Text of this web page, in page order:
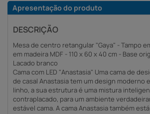
Apresentação do produto
DESCRIÇÃO
Mesa de centro retangular "Gaya" - Tampo
em madeira MDF - 110 x 60 x 40 cm - Base
Lacado branco
Cama com LED "Anastasia" Uma cama de
de casal Anastasia tem um design moderno
linho, a sua estrutura é uma mistura
contraplacado, para um ambiente
estável cama. A cama Anastasia também